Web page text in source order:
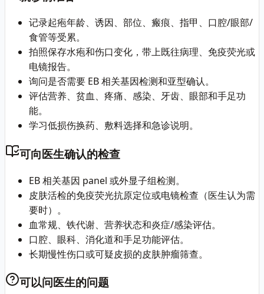
记录起疱年龄、诱因、部位、瘢痕、指甲、口腔/眼部/
食管等受累。
拍照保存水疱和伤口变化，带上既往病理、免疫荧光或
电镜报告。
询问是否需要 EB 相关基因检测和亚型确认。
评估营养、贫血、疼痛、感染、牙齿、眼部和手足功
能。
学习低损伤换药、敷料选择和急诊说明。
可向医生确认的检查
EB 相关基因 panel 或外显子组检测。
皮肤活检的免疫荧光抗原定位或电镜检查（医生认为需
要时）。
血常规、铁代谢、营养状态和炎症/感染评估。
口腔、眼科、消化道和手足功能评估。
长期慢性伤口或可疑皮损的皮肤肿瘤筛查。
可以问医生的问题